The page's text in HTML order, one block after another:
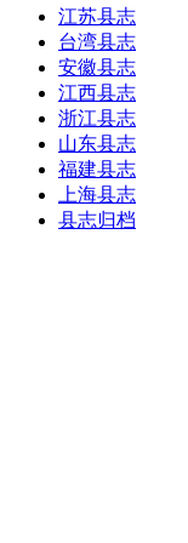
江苏县志
台湾县志
安徽县志
江西县志
浙江县志
山东县志
福建县志
上海县志
县志归档